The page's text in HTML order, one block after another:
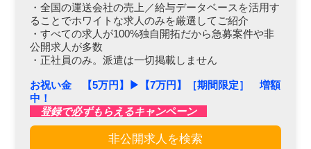
・全国の運送会社の売上／給与データベースを活用す
ることでホワイトな求人のみを厳選してご紹介
・すべての求人が100%独自開拓だから急募案件や非
公開求人が多数
・正社員のみ。派遣は一切掲載しません
お祝い金 【5万円】▶︎【7万円】［期間限定］ 増額
中！
登録で必ずもらえるキャンペーン
非公開求人を検索